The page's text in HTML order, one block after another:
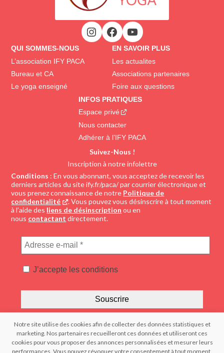
Notre site utilise des cookies afin de collecter des données statistiques et
marketing. Nos partenaires recueilleront ces données et utiliseront ces
cookies pour vous proposer des annonces personnalisées et mesurer leurs
performances. Vous pouvez révoquer votre consentement à tout moment.
QUI SOMMES-NOUS
L’association IFY PACA
Bureau et CA
Le yoga enseigné
EN SAVOIR PLUS
Les actualites
Associations partenaires
Foire aux questions
INFOS PRATIQUES
Espace privé
Nous contacter
Adhérer à l’IFY PACA
Suivez-Nous !
Inscription à notre infolettre
Conditions : En vous abonnant, vous acceptez de recevoir les
derniers articles du site ify.fr/paca/ par courrier électronique et
vous prenez connaissance de notre Politique de
confidentialité
. Vous pouvez vous désinscrire à tout moment
à l’aide des liens de désinscription ou en
nous contactant directement.
Adresse
e-
*
J’accepte les conditions
© 2022 IFY Institut Français du Yoga | Tous droits réservés – Reproduction
interdite | Réalisation : – FRANCECOM, Agence digitale